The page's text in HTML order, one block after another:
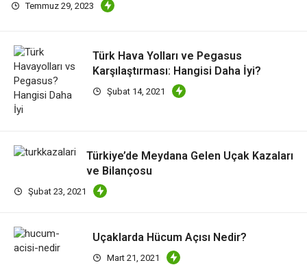
Temmuz 29, 2023
Türk Hava Yolları ve Pegasus
Karşılaştırması: Hangisi Daha İyi?
Şubat 14, 2021
Türkiye’de Meydana Gelen Uçak Kazaları
ve Bilançosu
Şubat 23, 2021
Uçaklarda Hücum Açısı Nedir?
Mart 21, 2021